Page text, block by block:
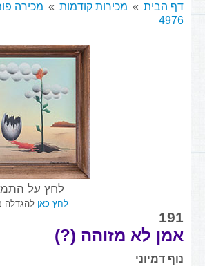
דף הבית מכירות קודמות
מכירה
4976
לחץ על
לחץ כאן להגדלה
191
אמן לא מזוהה (?)
נוף דמיוני